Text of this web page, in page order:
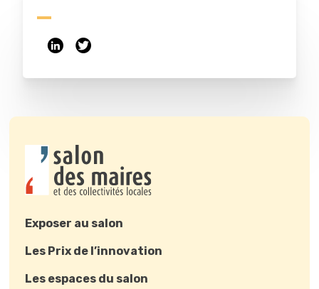
Exposer au salon
Les Prix de l’innovation
Les espaces du salon